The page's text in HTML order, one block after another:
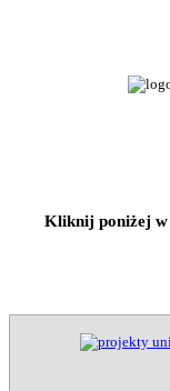
Kliknij poniżej w